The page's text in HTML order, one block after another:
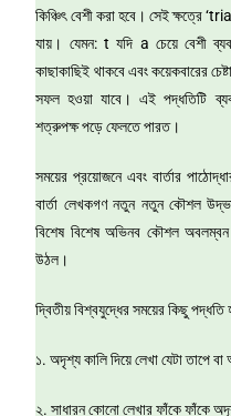
কিঞ্চিৎ বেশী করা হবে। সেই ক্ষত্রে
যায়। যেমন: t যদি a চেয়ে বেশী
কাছাকাছিই থাকবে এবং কয়েকবারের
সফল হওয়া যাবে। এই পদ্ধতিটি
শত্রুপক্ষ পড়ে ফেলতে পারত।
সময়ের প্রয়োজনে এবং বার্তার
বার্তা লেখকগণ নতুন নতুন কৌশল
বিশেষ বিশেষ অভিনব কৌশল অবলম্বন
উঠল।
দ্বিতীয় বিশ্বযুদ্ধের সময়ের কিছু পদ্ধতি
১. অদৃশ্য কালি দিয়ে লেখা যেটা তাপে
২. সাধারন কোনো লেখার ফাঁকে ফাঁকে